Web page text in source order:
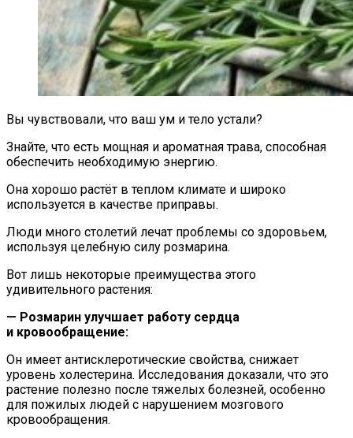
Вы чувствовали, что ваш ум и тело устали?
Знайте, что есть мощная и ароматная трава, способная
обеспечить необходимую энергию.
Она хорошо растёт в теплом климате и широко
используется в качестве приправы.
Люди много столетий лечат проблемы со здоровьем,
используя целебную силу розмарина.
Вот лишь некоторые преимущества этого
удивительного растения:
— Розмарин улучшает работу сердца
и кровообращение:
Он имеет антисклеротические свойства, снижает
уровень холестерина. Исследования доказали, что это
растение полезно после тяжелых болезней, особенно
для пожилых людей с нарушением мозгового
кровообращения.